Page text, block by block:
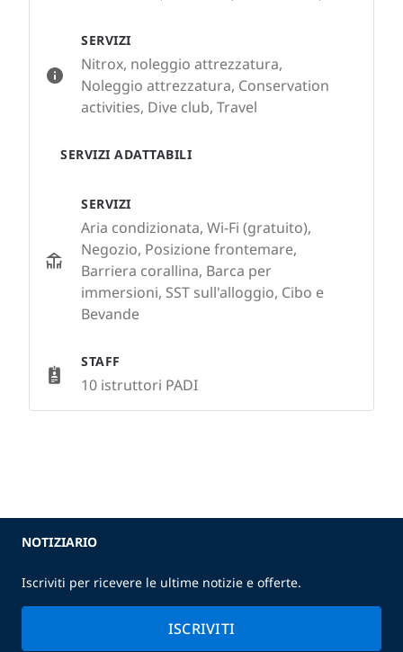
SERVIZI
Nitrox, noleggio attrezzatura,
Noleggio attrezzatura, Conservation
activities, Dive club, Travel
SERVIZI ADATTABILI
SERVIZI
Aria condizionata, Wi-Fi (gratuito),
Negozio, Posizione frontemare,
Barriera corallina, Barca per
immersioni, SST sull'alloggio, Cibo e
Bevande
STAFF
10 istruttori PADI
NOTIZIARIO
Iscriviti per ricevere le ultime notizie e offerte.
ISCRIVITI